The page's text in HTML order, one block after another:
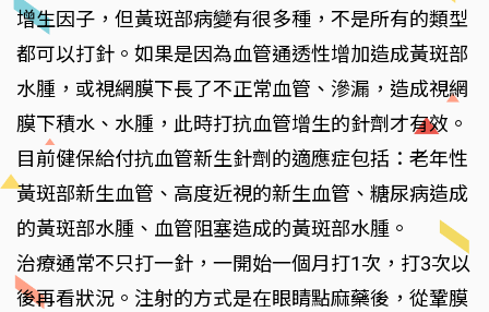
增生因子，但黃斑部病變有很多種，不是所有的類型
都可以打針。如果是因為血管通透性增加造成黃斑部
水腫，或視網膜下長了不正常血管、滲漏，造成視網
膜下積水、水腫，此時打抗血管增生的針劑才有效。
目前健保給付抗血管新生針劑的適應症包括：老年性
黃斑部新生血管、高度近視的新生血管、糖尿病造成
的黃斑部水腫、血管阻塞造成的黃斑部水腫。
治療通常不只打一針，一開始一個月打1次，打3次以
後再看狀況。注射的方式是在眼睛點麻藥後，從鞏膜